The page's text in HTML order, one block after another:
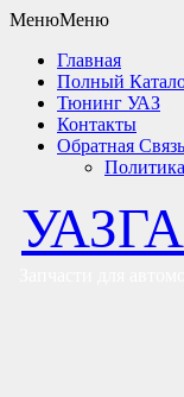
МенюМеню
Главная
Полный
Тюнинг УАЗ
Контакты
Обратная Связь